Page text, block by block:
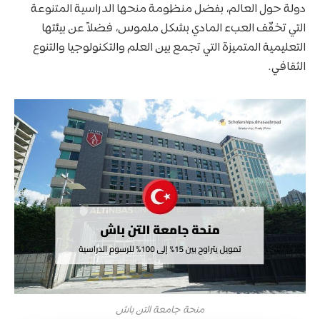
دولة حول العالم، بفضل منظومة منحها الدراسية المتنوعة
التي تخفّف العبء المادي بشكل ملموس، فضلاً عن بيئتها
التعليمية المتميزة التي تجمع بين العلم والتكنولوجيا والتنوع
الثقافي.
منحة جامعة التن باش